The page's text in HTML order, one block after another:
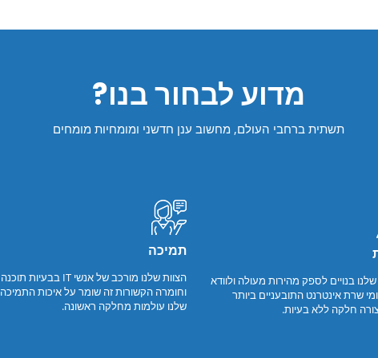
מדוע לבחור בנו?
תשתית ברחבי העולם, מחשוב ענן חדשני ומומחיות מומחים
בנויים לספק מהירות מעולה ולוודא
שרת אינטרנט התובעניים ביותר
חלקה ללא בעיות.
תמיכה
הצוות שלנו מורכב של אנשי IT בבעיות תוכנה
וחומרה הקשורות זה שומר על איכות התמיכה
שלנו עולמות מחלקה ראשונה.